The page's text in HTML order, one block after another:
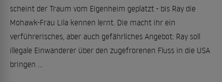
scheint der Traum vom Eigenheim geplatzt - bis Ray die
Mohawk-Frau Lila kennen lernt. Die macht ihr ein
verführerisches, aber auch gefährliches Angebot: Ray soll
illegale Einwanderer über den zugefrorenen Fluss in die USA
bringen ...